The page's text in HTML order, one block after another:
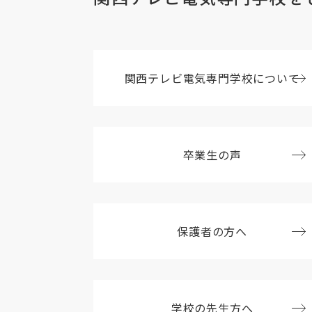
関西テレビ電気専門学校について
卒業生の声
保護者の方へ
学校の先生方へ